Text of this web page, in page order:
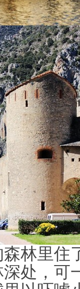
林里住
处，可